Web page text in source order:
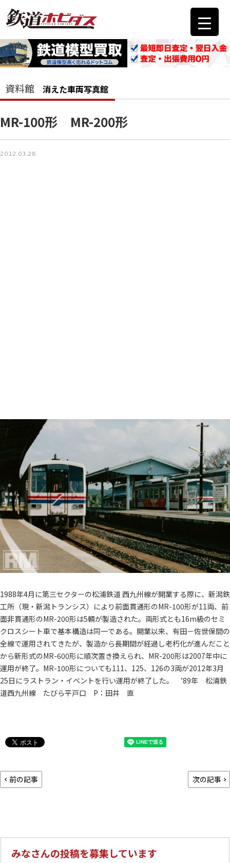
資料館 消えた車両写真館
MR-100形 MR-200形
2012.03.28
1988年4月に第三セクターの松浦鉄道 西九州線が開業する際に、新潟鉄
工所（現・新潟トランシス）により前面貫通形のMR-100形が11両、前
面非貫通形のMR-200形は5輌が製造された。両形式とも16m級のセミ
クロスシート車で基本構造は同一である。開業以来、有田－佐世保間の
全線で運用されてきたが、製造から長期間が経過し老朽化が進んだこと
から新形式のMR-600形に順次置き換えられ、MR-200形は2007年中に
運用が終了。MR-100形についても111、125、126の3両が2012年3月
25日にラストラン・イベントを行い運用が終了した。 ’89年 松浦鉄
道西九州線 たびら平戸口 P：田井 直
前の記事 次の記事
みなさんの投稿を募集しています